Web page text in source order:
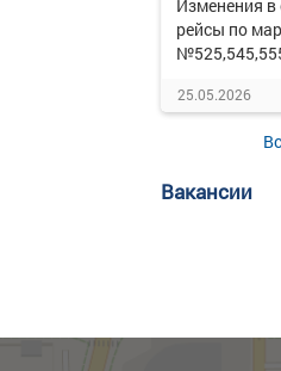
Изменения в
рейсы по
25.05.2026
Вакансии